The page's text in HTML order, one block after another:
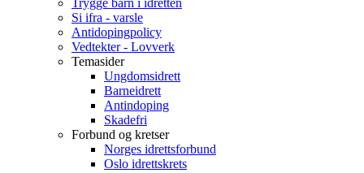
Trygge barn i idretten
Si ifra - varsle
Antidopingpolicy
Vedtekter - Lovverk
Temasider
Ungdomsidrett
Barneidrett
Antindoping
Skadefri
Forbund og kretser
Norges idrettsforbund
Oslo idrettskrets